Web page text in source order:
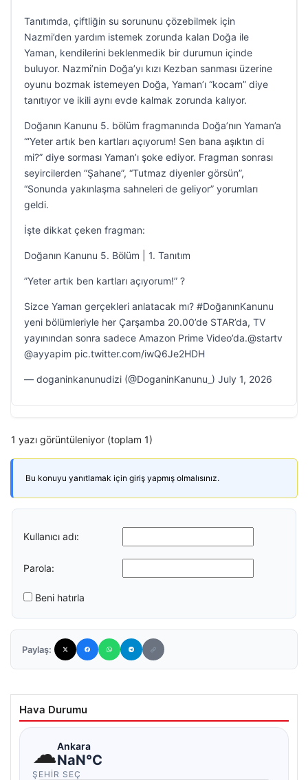
Tanıtımda, çiftliğin su sorununu çözebilmek için
Nazmi’den yardım istemek zorunda kalan Doğa ile
Yaman, kendilerini beklenmedik bir durumun içinde
buluyor. Nazmi’nin Doğa’yı kızı Kezban sanması üzerine
oyunu bozmak istemeyen Doğa, Yaman’ı “kocam” diye
tanıtıyor ve ikili aynı evde kalmak zorunda kalıyor.
Doğanın Kanunu 5. bölüm fragmanında Doğa’nın Yaman’a
“‘Yeter artık ben kartları açıyorum! Sen bana aşıktın di
mi?” diye sorması Yaman’ı şoke ediyor. Fragman sonrası
seyircilerden “Şahane”, “Tutmaz diyenler görsün”,
“Sonunda yakınlaşma sahneleri de geliyor” yorumları
geldi.
İşte dikkat çeken fragman:
Doğanın Kanunu 5. Bölüm | 1. Tanıtım
”Yeter artık ben kartları açıyorum!” ?
Sizce Yaman gerçekleri anlatacak mı? #DoğanınKanunu
yeni bölümleriyle her Çarşamba 20.00’de STAR’da, TV
yayınından sonra sadece Amazon Prime Video’da.@startv
@ayyapim pic.twitter.com/iwQ6Je2HDH
— doganinkanunudizi (@DoganinKanunu_) July 1, 2026
1 yazı görüntüleniyor (toplam 1)
Bu konuyu yanıtlamak için giriş yapmış olmalısınız.
Kullanıcı adı:
Parola:
Beni hatırla
Paylaş:
Hava Durumu
☁Ankara
NaN°C
ŞEHIR SEÇ